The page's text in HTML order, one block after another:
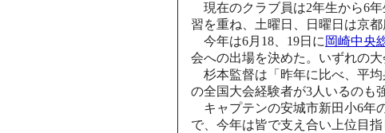
現在のクラブ員は2年生から6
習を重ね、土曜日、日曜日は京
今年は6月18、19日に 岡崎中央
会への出場を決めた。いずれの
杉本監督は「昨年に比べ、平
の全国大会経験者が3人いるのも
キャプテンの安城市新田小6年
で、今年は皆で支え合い上位目